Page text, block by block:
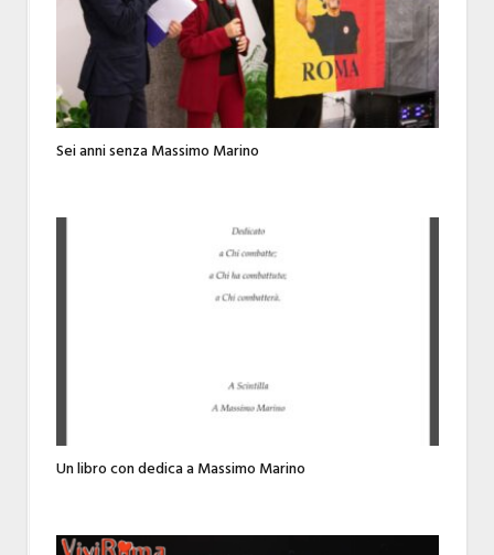
Sei anni senza Massimo Marino
Un libro con dedica a Massimo Marino